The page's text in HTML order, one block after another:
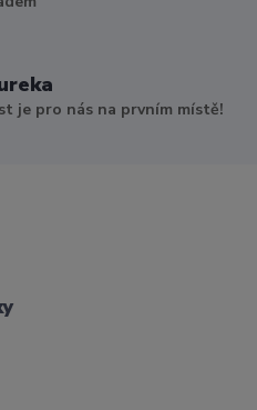
je pro nás na prvním místě!